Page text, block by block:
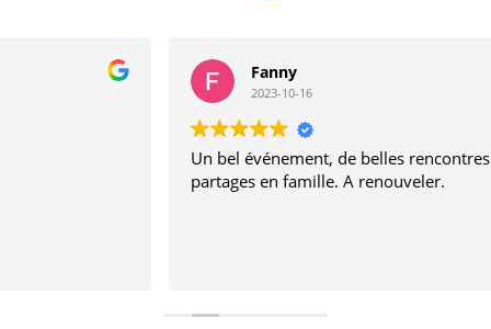
Fanny
Un bel événement, de belles rencontres et de beaux
partages en famille. A renouveler.